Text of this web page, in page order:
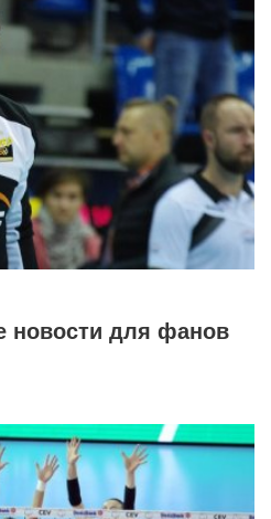
новости для фанов